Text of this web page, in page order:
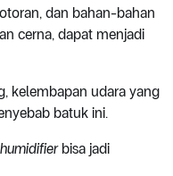
dan bahan-bahan
cerna, dapat menjadi
kelembapan udara yang
batuk ini.
humidifierbisa jadi